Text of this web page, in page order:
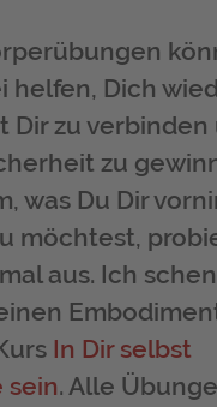
helfen, Dich
Dir zu verbinden
zu
was Du Dir
möchtest,
aus. Ich
In Dir selbst
sein. Alle